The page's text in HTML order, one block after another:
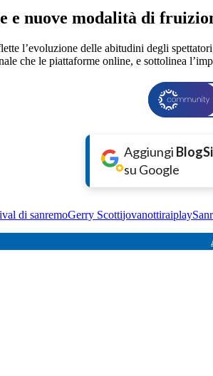
e nuove modalità di
l’evoluzione delle abitudini degli
che le piattaforme online, e sottolinea
Aggiungi
su Google
di sanremoGerry Scottijovanottiraiplay